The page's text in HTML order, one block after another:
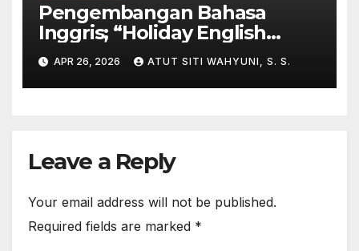
Pengembangan Bahasa
Inggris; “Holiday English
Program” di Kampung
Inggris-Pare
APR 26, 2026 ATUT SITI WAHYUNI, S. S.
Leave a Reply
Your email address will not be published.
Required fields are marked *